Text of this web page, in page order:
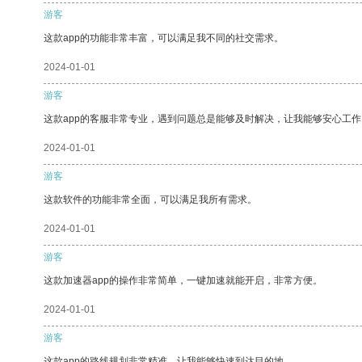
游客
这款app的功能非常丰富，可以满足我不同的社交需求。
2024-01-01
游客
这款app的客服非常专业，遇到问题总是能够及时解决，让我能够安心工
2024-01-01
游客
这款软件的功能非常全面，可以满足我所有需求。
2024-01-01
游客
这款加速器app的操作非常简单，一键加速就能开启，非常方便。
2024-01-01
游客